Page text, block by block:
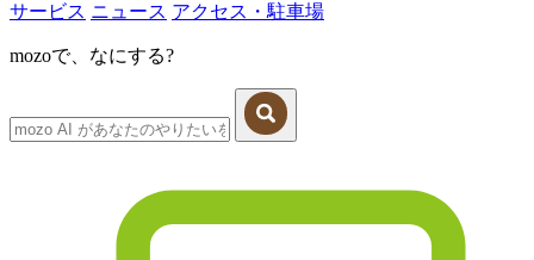
サービス ニュース アクセス・駐車場
mozoで、なにする?